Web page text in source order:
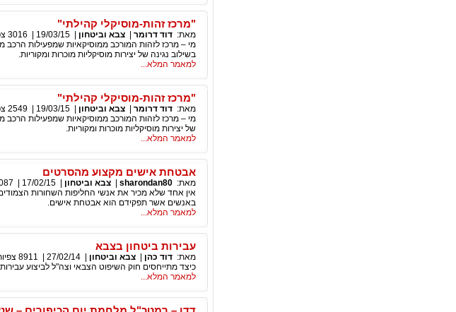
"מרכז זהות-מוסיקלי קהילתי"
מאת: דוד דרומר צבא וביטחון 19/03/15
3016
מי – מרכז לזהות המורכב ממוסיקאיות שמפעילות הרכב
בשילוב נגינה של יצירות מוסיקליות מוכרות ומקוריות.
למאמר המלא...
"מרכז זהות-מוסיקלי קהילתי"
מאת: דוד דרומר צבא וביטחון 19/03/15
2549
מי – מרכז לזהות המורכב ממוסיקאיות שמפעילות הרכב
של יצירות מוסיקליות מוכרות ומקוריות.
למאמר המלא...
אבטחת אישים מקצוע מהסרטים
מאת: sharondan80 צבא וביטחון 17/02/15
אין אחד שלא מכיר את אנשי החליפות השחורות
באנשים אשר תפקידם הוא אבטחת אישים.
למאמר המלא...
עבירות ביטחון בצבא
מאת: דוד כהן צבא וביטחון 27/02/14
8911
כיצד מתייחסים חוק השיפוט הצבאי וצה"ל לביצוע
למאמר המלא...